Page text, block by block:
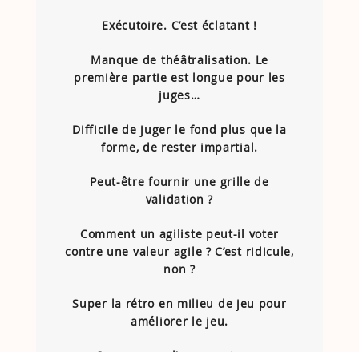
Exécutoire. C’est éclatant !
Manque de théâtralisation. Le
première partie est longue pour les
juges…
Difficile de juger le fond plus que la
forme, de rester impartial.
Peut-être fournir une grille de
validation ?
Comment un agiliste peut-il voter
contre une valeur agile ? C’est ridicule,
non ?
Super la rétro en milieu de jeu pour
améliorer le jeu.